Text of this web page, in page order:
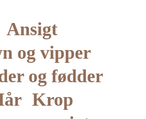
Ansigt
og vipper
og fødder
Krop